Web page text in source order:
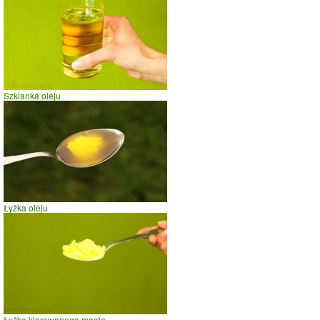
Szklanka oleju
Łyżka oleju